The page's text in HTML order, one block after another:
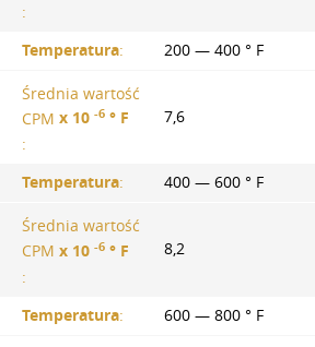
:
Temperatura: 200 — 400 ° F
Średnia wartość
CPM х 10 -6 ° F
:
7,6
Temperatura: 400 — 600 ° F
Średnia wartość
CPM х 10 -6 ° F
:
8,2
Temperatura: 600 — 800 ° F